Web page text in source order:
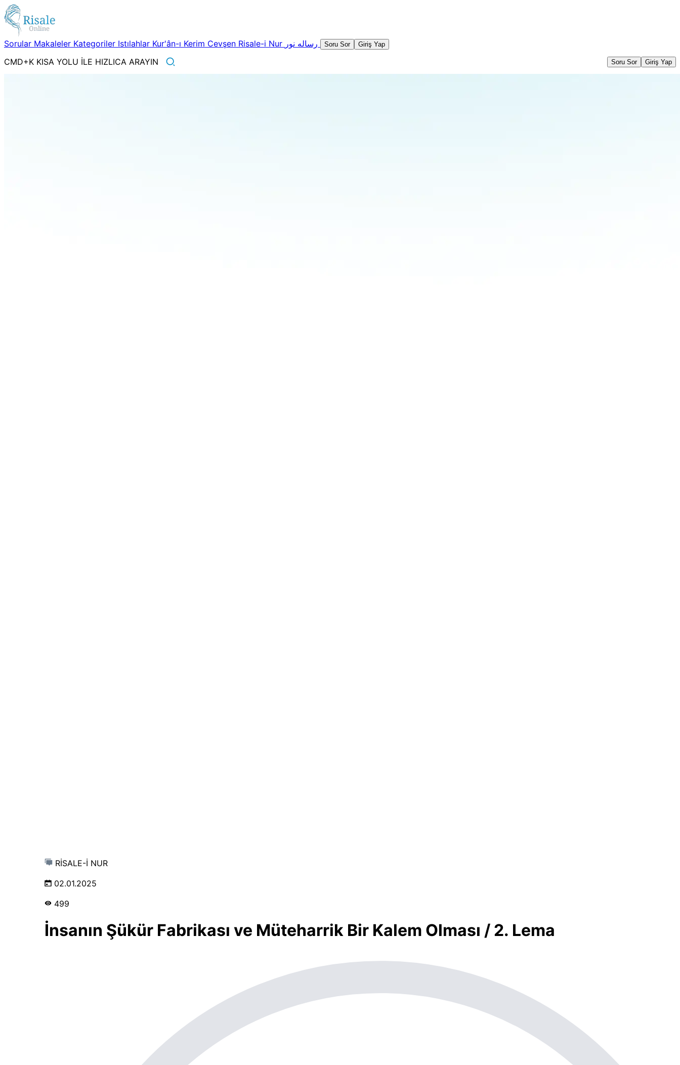
Sorular Makaleler Kategoriler Istılahlar Kur'ân-ı Kerim Cevşen Risale-i Nur Soru Sor Giriş Yap
CMD+K KISA YOLU İLE HIZLICA ARAYIN Soru Sor Giriş Yap
RİSALE-İ NUR
02.01.2025
499
İnsanın Şükür Fabrikası ve Müteharrik Bir Kalem Olması / 2. Lema